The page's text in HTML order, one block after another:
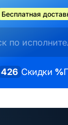
Бесплатная
426 Скидки %